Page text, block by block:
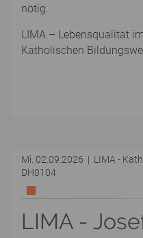
nötig.
LIMA – Lebensqualität
Katholischen
Mi. 02.09.2026 | LIMA -
DH0104
LIMA -